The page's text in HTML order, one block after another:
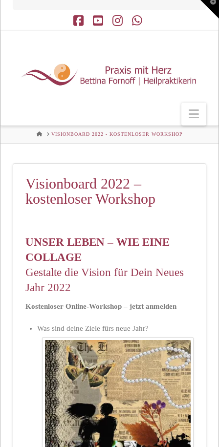
HOMEVISIONBOARD 2022 - KOSTENLOSER WORKSHOP
Visionboard 2022 –
kostenloser Workshop
UNSER LEBEN – WIE EINE
COLLAGE
Gestalte die Vision für Dein Neues
Jahr 2022
Kostenloser Online-Workshop – jetzt anmelden
Was sind deine Ziele fürs neue Jahr?